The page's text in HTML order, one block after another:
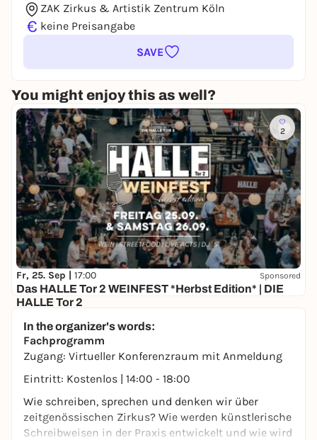
ZAK Zirkus & Artistik Zentrum Köln
€ keine Preisangabe
SAVE
You might enjoy this as well?
2
Fr, 25. Sep | 17:00 Sponsored
Das HALLE Tor 2 WEINFEST *Herbst Edition* | DIE
HALLE Tor 2
10,00 €
In the organizer's words:
Fachprogramm
Zugang: Virtueller Konferenzraum mit Anmeldung
Eintritt: Kostenlos | 14:00 - 18:00
Wie schreiben, sprechen und denken wir über
zeitgenössischen Zirkus? Wie werden künstlerische
Schreibweisen in der Praxis entwickelt und wie wird